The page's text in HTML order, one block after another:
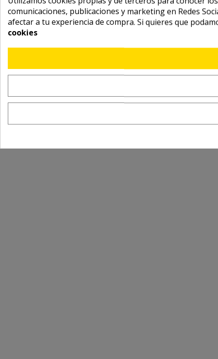
comunicaciones, publicaciones y marketing en Redes
afectar a tu experiencia de compra. Si quieres que
cookies